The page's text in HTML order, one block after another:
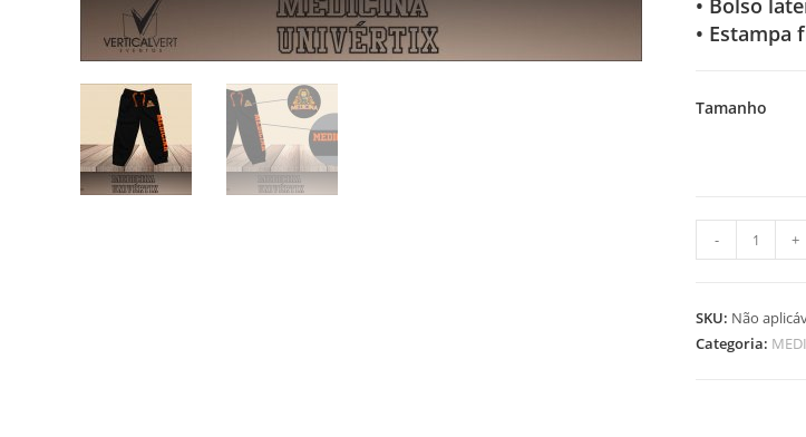
• Bolso
• Estampa
Tamanho
-
Calça
de
Preta
-
+
SKU: Não
Categoria: